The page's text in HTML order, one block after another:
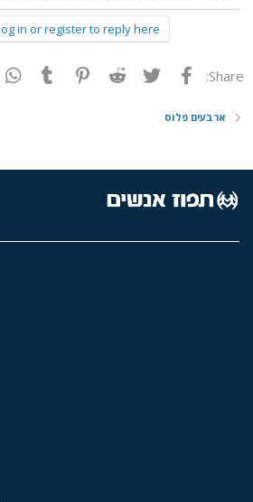
in or register to reply here.
Share: פייסבוק Twitter
Reddit
Pinterest
Tumblr
ארבעים פלוס